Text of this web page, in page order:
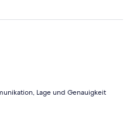
Lage und Genauigkeit